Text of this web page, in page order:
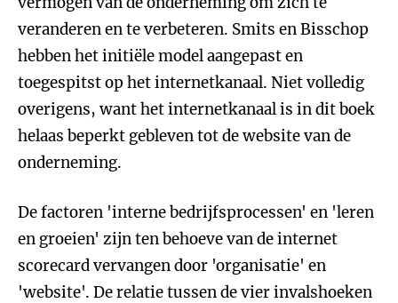
veranderen en te verbeteren. Smits en Bisschop
hebben het initiële model aangepast en
toegespitst op het internetkanaal. Niet volledig
overigens, want het internetkanaal is in dit boek
helaas beperkt gebleven tot de website van de
onderneming.
De factoren 'interne bedrijfsprocessen' en 'leren
en groeien' zijn ten behoeve van de internet
scorecard vervangen door 'organisatie' en
'website'. De relatie tussen de vier invalshoeken